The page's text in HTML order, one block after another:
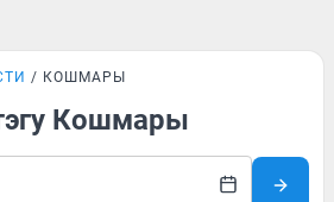
КОШМАРЫ
Кошмары